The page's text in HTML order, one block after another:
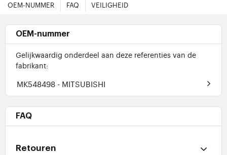
OEM-NUMMER FAQ VEILIGHEID
OEM-nummer
Gelijkwaardig onderdeel aan deze referenties van de
fabrikant:
MK548498 - MITSUBISHI
FAQ
Retouren